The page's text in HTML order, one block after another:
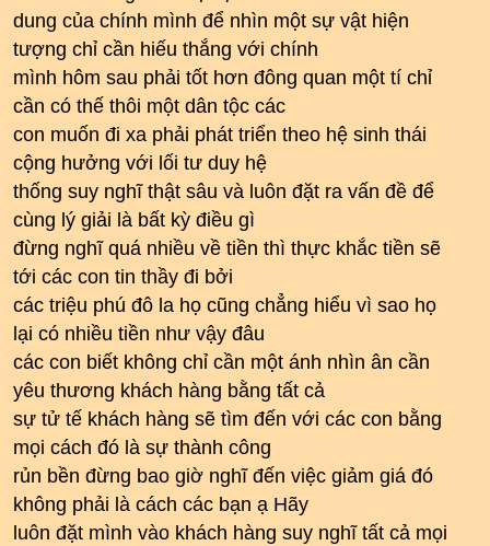
dung của chính mình để nhìn một sự vật hiện
tượng chỉ cần hiếu thắng với chính
mình hôm sau phải tốt hơn đông quan một tí chỉ
cần có thế thôi một dân tộc các
con muốn đi xa phải phát triển theo hệ sinh thái
cộng hưởng với lối tư duy hệ
thống suy nghĩ thật sâu và luôn đặt ra vấn đề để
cùng lý giải là bất kỳ điều gì
đừng nghĩ quá nhiều về tiền thì thực khắc tiền sẽ
tới các con tin thầy đi bởi
các triệu phú đô la họ cũng chẳng hiểu vì sao họ
lại có nhiều tiền như vậy đâu
các con biết không chỉ cần một ánh nhìn ân cần
yêu thương khách hàng bằng tất cả
sự tử tế khách hàng sẽ tìm đến với các con bằng
mọi cách đó là sự thành công
rủn bền đừng bao giờ nghĩ đến việc giảm giá đó
không phải là cách các bạn ạ Hãy
luôn đặt mình vào khách hàng suy nghĩ tất cả mọi